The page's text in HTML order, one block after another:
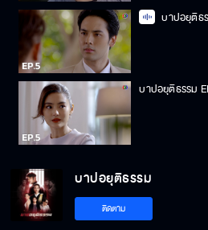
บาปอยุติธ
บาปอยุติธรรม
บาปอยุติธรรม
ติดตาม